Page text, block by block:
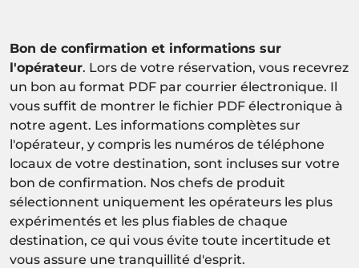
Bon de confirmation et informations sur
l'opérateur. Lors de votre réservation, vous recevrez
un bon au format PDF par courrier électronique. Il
vous suffit de montrer le fichier PDF électronique à
notre agent. Les informations complètes sur
l'opérateur, y compris les numéros de téléphone
locaux de votre destination, sont incluses sur votre
bon de confirmation. Nos chefs de produit
sélectionnent uniquement les opérateurs les plus
expérimentés et les plus fiables de chaque
destination, ce qui vous évite toute incertitude et
vous assure une tranquillité d'esprit.